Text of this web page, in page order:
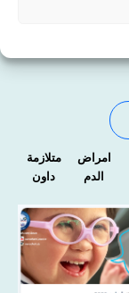
امراض
الدم
متلازمة
داون